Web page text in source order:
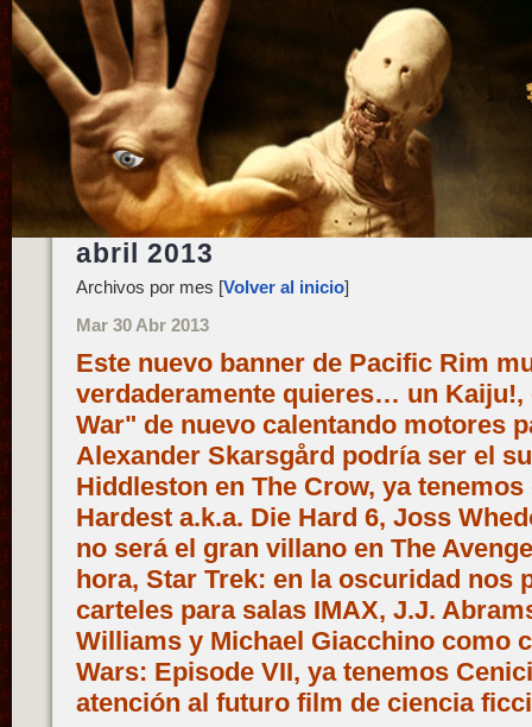
abril 2013
Archivos por mes [Volver al inicio]
Mar 30 Abr 2013
Este nuevo banner de Pacific Rim
verdaderamente quieres… un Kaiju!,
War" de nuevo calentando motores
Alexander Skarsgård podría ser el
Hiddleston en The Crow, ya
Hardest a.k.a. Die Hard 6, Joss
no será el gran villano en The
hora, Star Trek: en la oscuridad nos
carteles para salas IMAX, J.J.
Williams y Michael Giacchino como
Wars: Episode VII, ya tenemos
atención al futuro film de ciencia